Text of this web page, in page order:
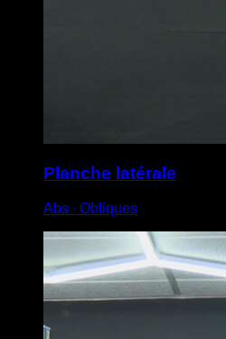
Planche latérale
Abs ∙ Obliques